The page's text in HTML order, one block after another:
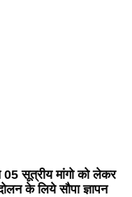
05 सूत्रीय मांगो को लेकर
के लिये सौपा ज्ञापन